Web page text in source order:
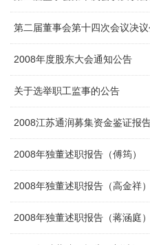
第二届董事会第十四次会议决
2008年度股东大会通知公告
关于选举职工监事的公告
2008江苏通润募集资金鉴证报
2008年独董述职报告（傅筠）
2008年独董述职报告（高金祥）
2008年独董述职报告（蒋涵庭）